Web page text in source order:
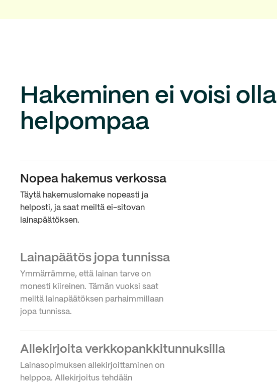
Hakeminen ei voisi olla
helpompaa
Nopea hakemus verkossa
Täytä hakemuslomake nopeasti ja
helposti, ja saat meiltä ei-sitovan
lainapäätöksen.
Lainapäätös jopa tunnissa
Ymmärrämme, että lainan tarve on
monesti kiireinen. Tämän vuoksi saat
meiltä lainapäätöksen parhaimmillaan
jopa tunnissa.
Allekirjoita verkkopankkitunnuksilla
Lainasopimuksen allekirjoittaminen on
helppoa. Allekirjoitus tehdään